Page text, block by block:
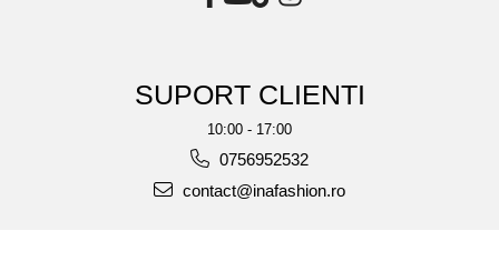
SUPORT CLIENTI
10:00 - 17:00
0756952532
contact@inafashion.ro